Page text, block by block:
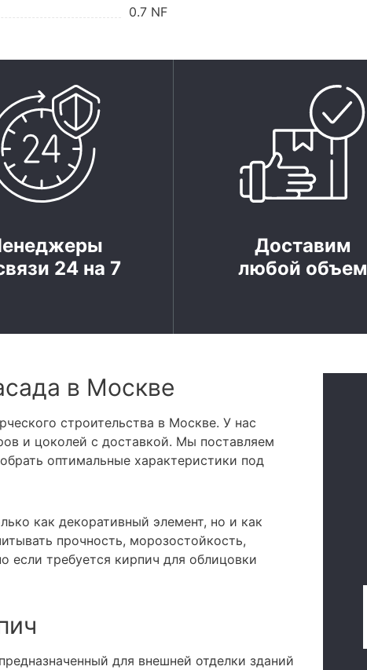
0.7 NF
24 на 7
Доставим
любой объем
в Москве
строительства в Москве. У нас
и цоколей с доставкой. Мы поставляем
оптимальные характеристики под
как декоративный элемент, но и как
прочность, морозостойкость,
требуется кирпич для облицовки
для внешней отделки зданий